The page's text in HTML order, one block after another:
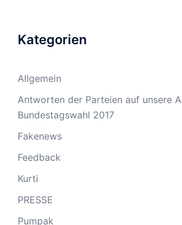
Kategorien
Allgemein
Antworten der Parteien auf unsere
Bundestagswahl 2017
Fakenews
Feedback
Kurti
PRESSE
Pumpak